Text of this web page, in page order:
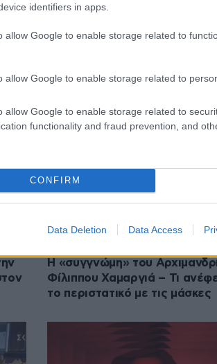
identifiers in apps.
allow Google to enable storage related to
allow Google to enable storage related to
allow Google to enable storage related to
functionality and fraud prevention, and
CONFIRM
Data Deletion Data Access
Θρήνος στη Μητρόπολη
Η «συγγνώμη» του
Φίλιππου Χαμαργιά – Τι
το περιστατικό με τις μάσκες